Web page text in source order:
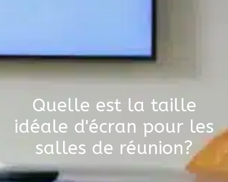
Quelle est la taille
idéale d'écran pour les
salles de réunion?